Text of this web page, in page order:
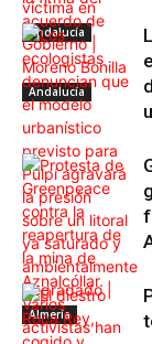
Andalucía
Andalucía
Almería